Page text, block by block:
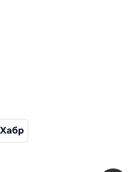
Habr